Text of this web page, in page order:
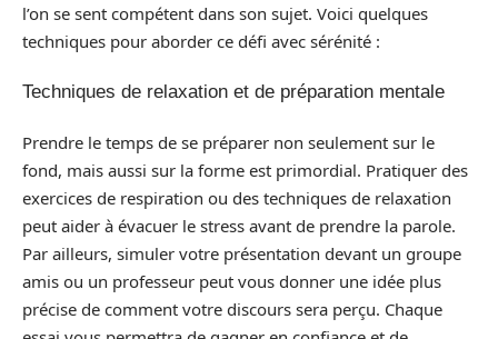
l’on se sent compétent dans son sujet. Voici quelques
techniques pour aborder ce défi avec sérénité :
Techniques de relaxation et de préparation mentale
Prendre le temps de se préparer non seulement sur le
fond, mais aussi sur la forme est primordial. Pratiquer des
exercices de respiration ou des techniques de relaxation
peut aider à évacuer le stress avant de prendre la parole.
Par ailleurs, simuler votre présentation devant un groupe
amis ou un professeur peut vous donner une idée plus
précise de comment votre discours sera perçu. Chaque